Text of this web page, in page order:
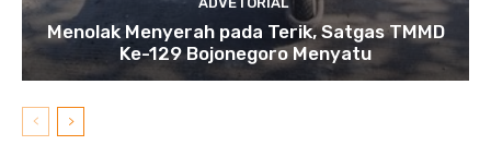
Menolak Menyerah pada Terik, Satgas TMMD
Ke-129 Bojonegoro Menyatu